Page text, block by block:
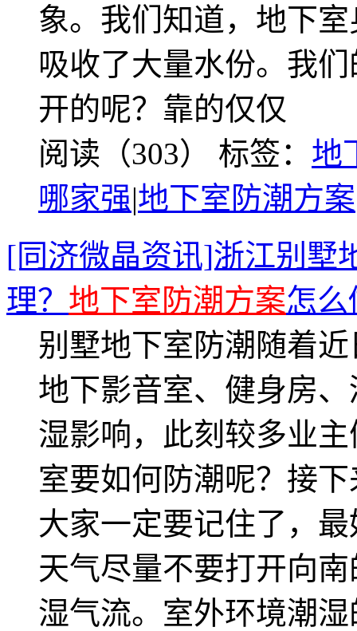
象。我们知道，地下
吸收了大量水份。我
开的呢？靠的仅仅
阅读（303） 标签： 地
哪家强|地下室防潮方案
[同济微晶资讯]浙江别墅
理？ 地下室防潮方案怎么
别墅地下室防潮随着
地下影音室、健身房
湿影响，此刻较多业
室要如何防潮呢？接
大家一定要记住了，
天气尽量不要打开向
湿气流。室外环境潮